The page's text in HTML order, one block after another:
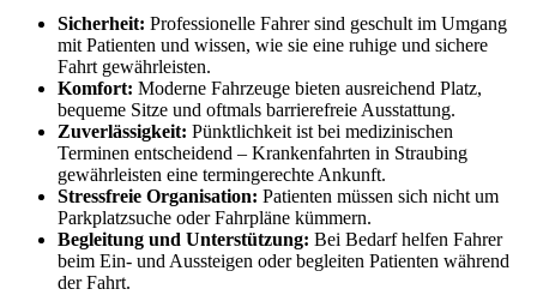
Sicherheit: Professionelle Fahrer sind geschult im Umgang
mit Patienten und wissen, wie sie eine ruhige und sichere
Fahrt gewährleisten.
Komfort: Moderne Fahrzeuge bieten ausreichend Platz,
bequeme Sitze und oftmals barrierefreie Ausstattung.
Zuverlässigkeit: Pünktlichkeit ist bei medizinischen
Terminen entscheidend – Krankenfahrten in Straubing
gewährleisten eine termingerechte Ankunft.
Stressfreie Organisation: Patienten müssen sich nicht um
Parkplatzsuche oder Fahrpläne kümmern.
Begleitung und Unterstützung: Bei Bedarf helfen Fahrer
beim Ein- und Aussteigen oder begleiten Patienten während
der Fahrt.